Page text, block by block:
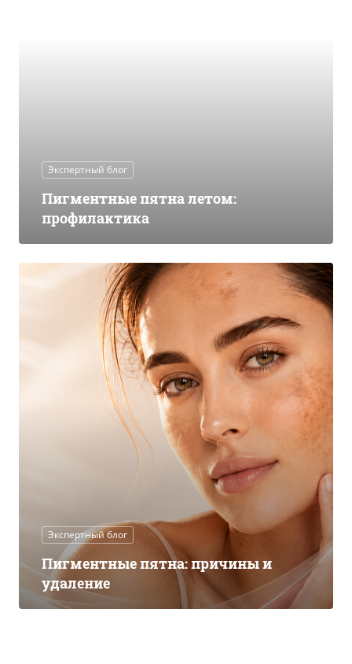
Экспертный блог
Пигментные пятна летом:
профилактика
Экспертный блог
Пигментные пятна: причины и
удаление